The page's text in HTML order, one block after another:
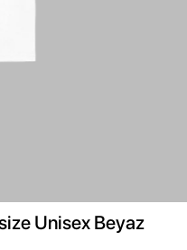
Unisex Beyaz